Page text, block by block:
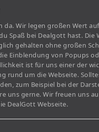
da. Wir legen großen Wert
Spaß bei Dealgott hast. Die
gehalten ohne großen
Einblendung von Popups
ist für uns einer der
rund um die Webseite.
zum Beispiel bei der
uns gerne. Wir freuen uns
DealGott Webseite.